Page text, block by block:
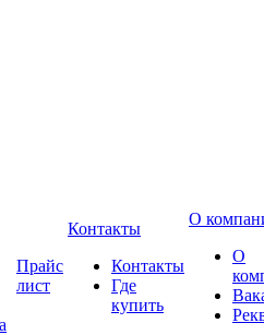
Прайс
лист
Контакты
Контакты
Где
купить
О
О